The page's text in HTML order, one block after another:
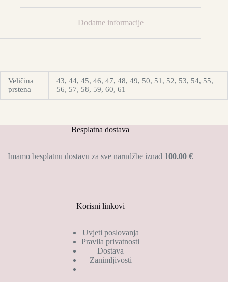
Dodatne informacije
Veličina
prstena
43, 44, 45, 46, 47, 48, 49, 50, 51, 52, 53, 54, 55,
56, 57, 58, 59, 60, 61
Besplatna dostava
Imamo besplatnu dostavu za sve narudžbe iznad 100.00 €
Korisni linkovi
Uvjeti poslovanja
Pravila privatnosti
Dostava
Zanimljivosti